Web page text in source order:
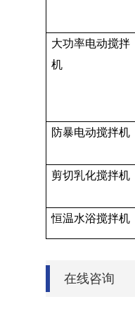
大功率电动搅拌
机
防暴电动搅拌机
剪切乳化搅拌机
恒温水浴搅拌机
在线咨询